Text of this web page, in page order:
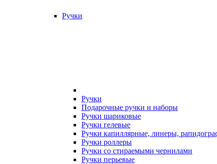
Ручки
Ручки
Подарочные ручки и наборы
Ручки шариковые
Ручки гелевые
Ручки капиллярные, линеры,
Ручки роллеры
Ручки со стираемыми чернилами
Ручки перьевые